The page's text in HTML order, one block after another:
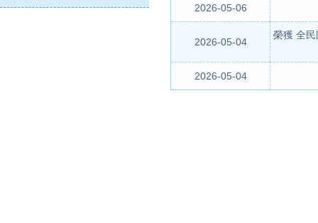
2026-05-06
2026-05-04
榮獲 全
2026-05-04